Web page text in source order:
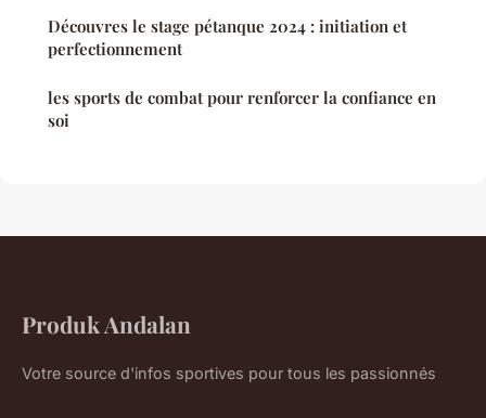
Découvres le stage pétanque 2024 : initiation et
perfectionnement
les sports de combat pour renforcer la confiance en
soi
Produk Andalan
Votre source d'infos sportives pour tous les passionnés